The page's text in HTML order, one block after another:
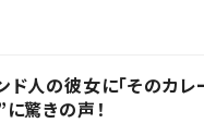
ド人の彼女に「そのカ
驚きの声！